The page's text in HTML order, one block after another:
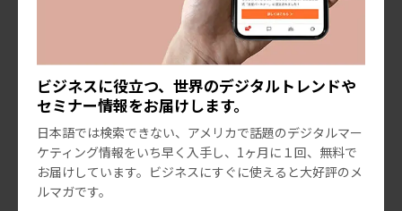
ビジネスに役立つ、世界のデジタルトレンドや
セミナー情報をお届けします。
日本語では検索できない、アメリカで話題のデジタルマー
ケティング情報をいち早く入手し、1ヶ月に１回、無料で
お届けしています。ビジネスにすぐに使えると大好評のメ
ルマガです。
前の記事
米国マーケティングトレンド
アメリカの麺類: すっかり人気のラーメンに
続く進化系麺料理は？
次の記事
米国マーケティングトレンド
見どころ満載！ファンにはうれしいアニメ
イベント「アニメエキスポ チビ 2024」…